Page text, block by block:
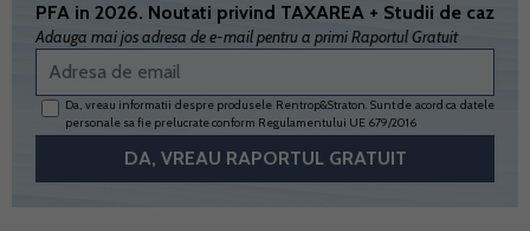
PFA in 2026. Noutati privind TAXAREA + Studii de caz
Adauga mai jos adresa de e-mail pentru a primi Raportul Gratuit
Da, vreau informatii despre produsele Rentrop&Straton. Sunt de acord ca datele
personale sa fie prelucrate conform Regulamentului UE 679/2016